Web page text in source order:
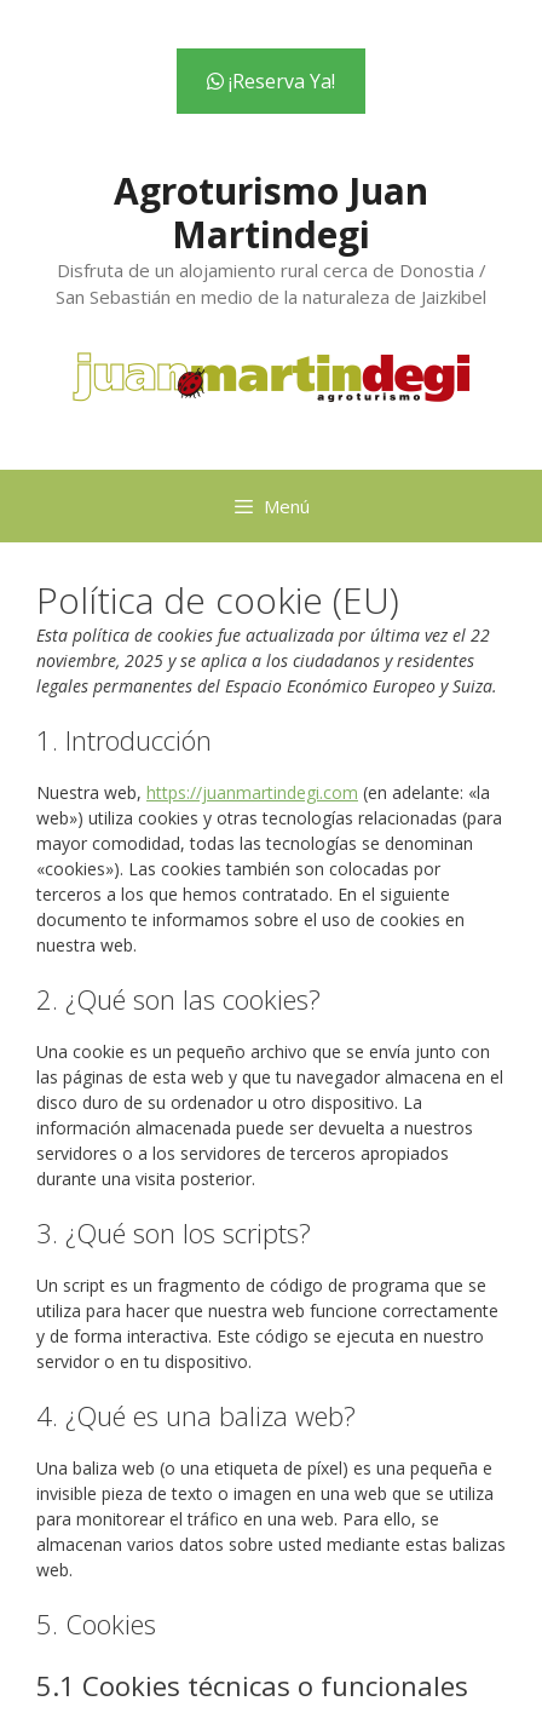
¡Reserva Ya!
Agroturismo Juan
Martindegi
Disfruta de un alojamiento rural cerca de Donostia /
San Sebastián en medio de la naturaleza de Jaizkibel
Menú
Política de cookie (EU)
Esta política de cookies fue actualizada por última vez el 22
noviembre, 2025 y se aplica a los ciudadanos y residentes
legales permanentes del Espacio Económico Europeo y Suiza.
1. Introducción
Nuestra web, https://juanmartindegi.com (en adelante: «la
web») utiliza cookies y otras tecnologías relacionadas (para
mayor comodidad, todas las tecnologías se denominan
«cookies»). Las cookies también son colocadas por
terceros a los que hemos contratado. En el siguiente
documento te informamos sobre el uso de cookies en
nuestra web.
2. ¿Qué son las cookies?
Una cookie es un pequeño archivo que se envía junto con
las páginas de esta web y que tu navegador almacena en el
disco duro de su ordenador u otro dispositivo. La
información almacenada puede ser devuelta a nuestros
servidores o a los servidores de terceros apropiados
durante una visita posterior.
3. ¿Qué son los scripts?
Un script es un fragmento de código de programa que se
utiliza para hacer que nuestra web funcione correctamente
y de forma interactiva. Este código se ejecuta en nuestro
servidor o en tu dispositivo.
4. ¿Qué es una baliza web?
Una baliza web (o una etiqueta de píxel) es una pequeña e
invisible pieza de texto o imagen en una web que se utiliza
para monitorear el tráfico en una web. Para ello, se
almacenan varios datos sobre usted mediante estas balizas
web.
5. Cookies
5.1 Cookies técnicas o funcionales